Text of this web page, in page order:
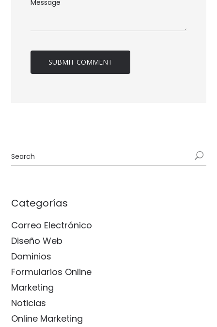
Categorías
Correo Electrónico
Diseño Web
Dominios
Formularios Online
Marketing
Noticias
Online Marketing